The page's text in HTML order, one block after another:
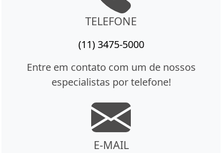
TELEFONE
(11) 3475-5000
Entre em contato com um de nossos
especialistas por telefone!
E-MAIL